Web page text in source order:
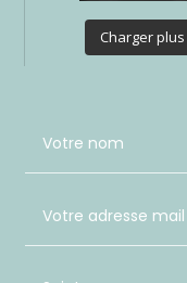
Charger plus